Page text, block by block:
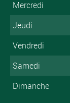
Mercredi
Jeudi
Vendredi
Samedi
Dimanche